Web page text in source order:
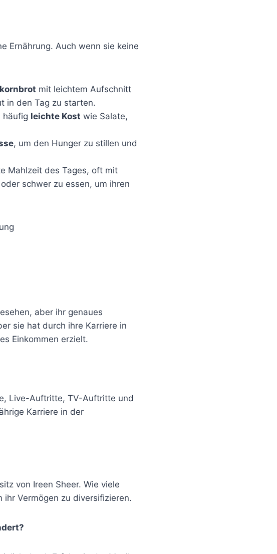
Ernährung. Auch wenn sie keine
mit leichtem Aufschnitt
in den Tag zu starten.
häufig leichte Kost wie Salate,
, um den Hunger zu stillen und
Mahlzeit des Tages, oft mit
schwer zu essen, um ihren
aber ihr genaues
sie hat durch ihre Karriere in
Einkommen erzielt.
Live-Auftritte, TV-Auftritte und
Karriere in der
von Ireen Sheer. Wie viele
Vermögen zu diversifizieren.